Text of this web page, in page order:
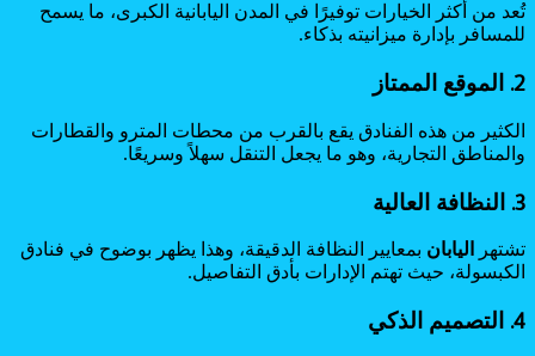
تُعد من أكثر الخيارات توفيرًا في المدن اليابانية الكبرى، ما يسمح
للمسافر بإدارة ميزانيته بذكاء.
2. الموقع الممتاز
الكثير من هذه الفنادق يقع بالقرب من محطات المترو والقطارات
والمناطق التجارية، وهو ما يجعل التنقل سهلاً وسريعًا.
3. النظافة العالية
تشتهر اليابان بمعايير النظافة الدقيقة، وهذا يظهر بوضوح في فنادق
الكبسولة، حيث تهتم الإدارات بأدق التفاصيل.
4. التصميم الذكي